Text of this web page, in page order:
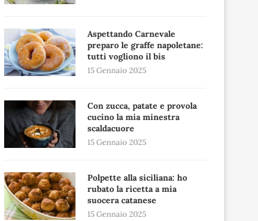
Aspettando Carnevale
preparo le graffe napoletane:
tutti vogliono il bis
15 Gennaio 2025
Con zucca, patate e provola
cucino la mia minestra
scaldacuore
15 Gennaio 2025
Polpette alla siciliana: ho
rubato la ricetta a mia
suocera catanese
15 Gennaio 2025